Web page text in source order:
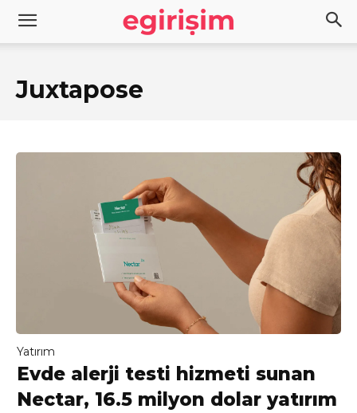
Juxtapose
Yatırım
Evde alerji testi hizmeti sunan
Nectar, 16.5 milyon dolar yatırım